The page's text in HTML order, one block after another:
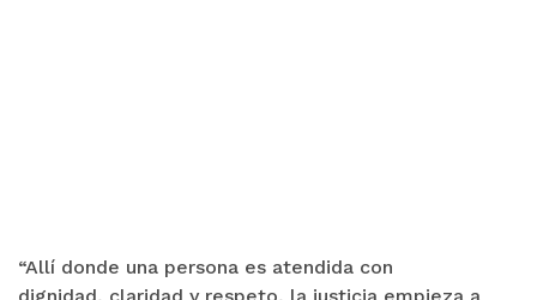
“Allí donde una persona es atendida con